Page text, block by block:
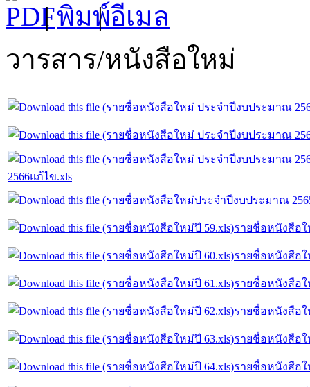
|
|
วารสาร/หนังสือใหม่
2566แก้ไข.xls
รายชื่อหนังสือใ
รายชื่อหนังสือใ
รายชื่อหนังสือใ
รายชื่อหนังสือใ
รายชื่อหนังสือใ
รายชื่อหนังสือใ